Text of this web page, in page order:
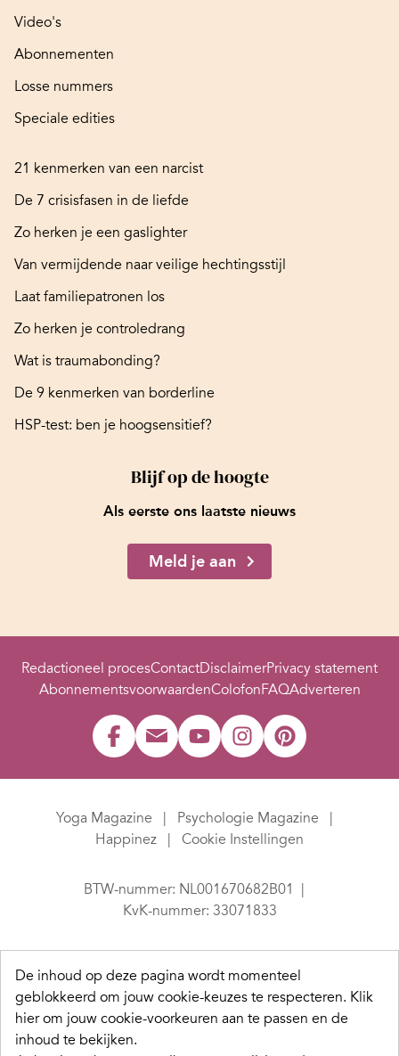
Video's
Abonnementen
Losse nummers
Speciale edities
21 kenmerken van een narcist
De 7 crisisfasen in de liefde
Zo herken je een gaslighter
Van vermijdende naar veilige hechtingsstijl
Laat familiepatronen los
Zo herken je controledrang
Wat is traumabonding?
De 9 kenmerken van borderline
HSP-test: ben je hoogsensitief?
Blijf op de hoogte
Als eerste ons laatste nieuws
Meld je aan
Redactioneel procesContactDisclaimerPrivacy statement
AbonnementsvoorwaardenColofonFAQAdverteren
Yoga Magazine
Psychologie Magazine
Happinez
Cookie Instellingen
BTW-nummer: NL001670682B01
KvK-nummer: 33071833
De inhoud op deze pagina wordt momenteel
geblokkeerd om jouw cookie-keuzes te respecteren. Klik
hier om jouw cookie-voorkeuren aan te passen en de
inhoud te bekijken.